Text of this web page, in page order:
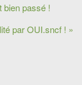
bien passé !
par OUI.sncf ! »